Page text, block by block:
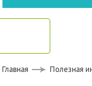
Главная Полезная